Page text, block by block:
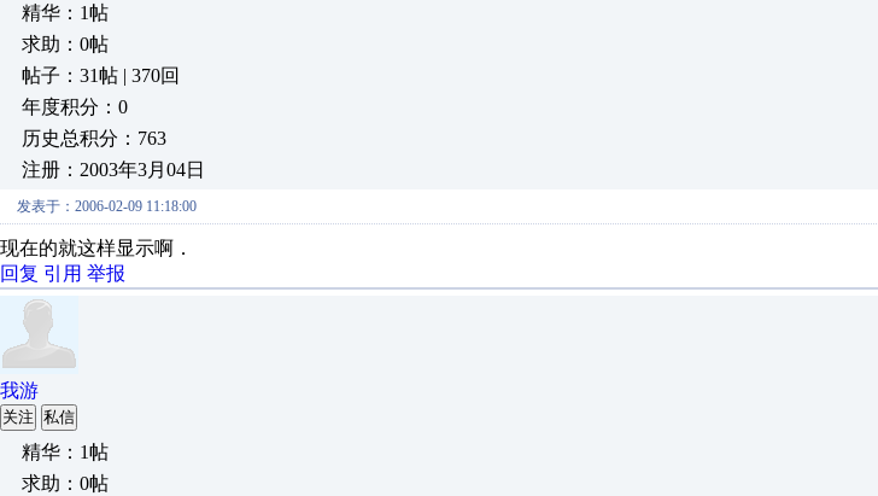
精华：1帖
求助：0帖
帖子：31帖 | 370回
年度积分：0
历史总积分：763
注册：2003年3月04日
发表于：2006-02-09 11:18:00
现在的就这样显示啊．
回复 引用 举报
我游
关注 私信
精华：1帖
求助：0帖